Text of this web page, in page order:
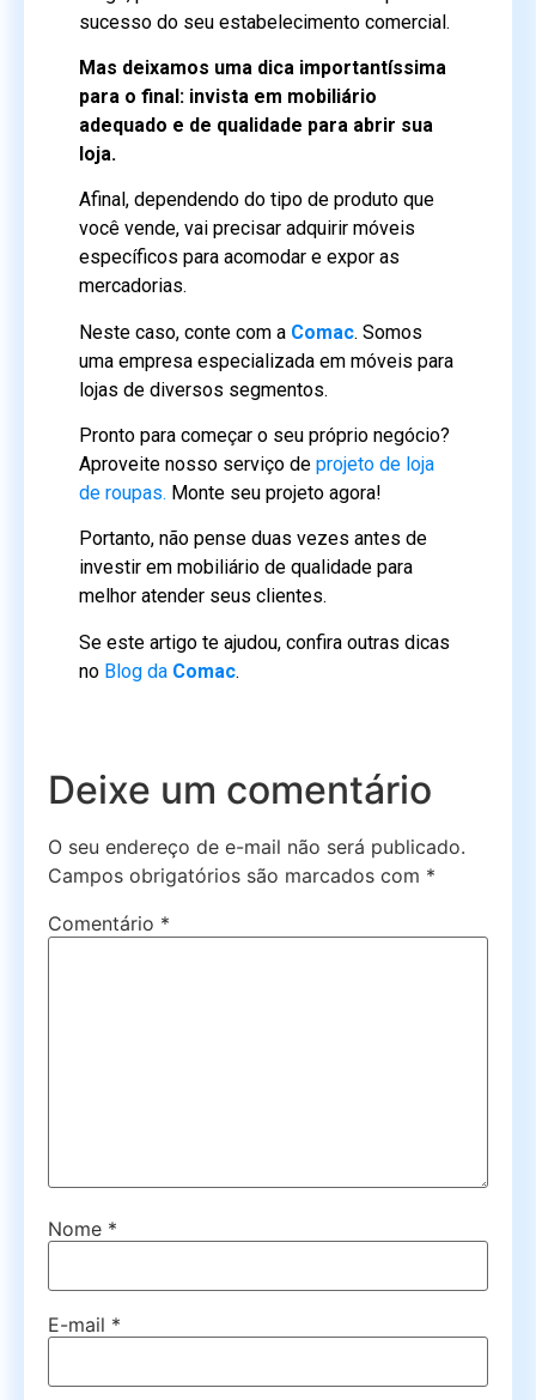
sucesso do seu estabelecimento comercial.
Mas deixamos uma dica importantíssima
para o final: invista em mobiliário
adequado e de qualidade para abrir sua
loja.
Afinal, dependendo do tipo de produto que
você vende, vai precisar adquirir móveis
específicos para acomodar e expor as
mercadorias.
Neste caso, conte com a Comac. Somos
uma empresa especializada em móveis para
lojas de diversos segmentos.
Pronto para começar o seu próprio negócio?
Aproveite nosso serviço de projeto de loja
de roupas. Monte seu projeto agora!
Portanto, não pense duas vezes antes de
investir em mobiliário de qualidade para
melhor atender seus clientes.
Se este artigo te ajudou, confira outras dicas
no Blog da Comac.
Deixe um comentário
O seu endereço de e-mail não será publicado.
Campos obrigatórios são marcados com *
Comentário *
Nome *
E-mail *